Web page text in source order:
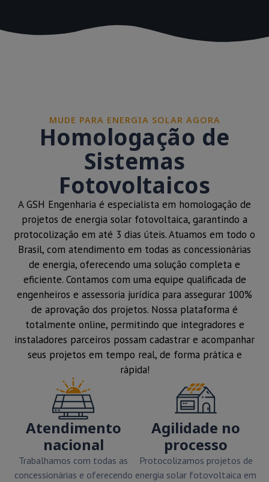
MUDE PARA ENERGIA SOLAR AGORA
Homologação de
Sistemas
Fotovoltaicos
A GSH Engenharia é especialista em homologação de
projetos de energia solar fotovoltaica, garantindo a
protocolização em até 3 dias úteis. Atuamos em todo o
Brasil, com atendimento em todas as concessionárias
de energia, oferecendo uma solução completa e
eficiente. Contamos com uma equipe qualificada de
engenheiros e assessoria jurídica para assegurar 100%
de aprovação dos projetos. Nossa plataforma é
totalmente online, permitindo que integradores e
instaladores parceiros possam cadastrar e acompanhar
seus projetos em tempo real, de forma prática e
rápida!
Atendimento
nacional
Trabalhamos com todas as
concessionárias e oferecendo
Agilidade no
processo
Protocolizamos projetos de
energia solar fotovoltaica em